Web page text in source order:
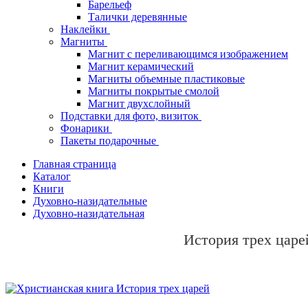
Барельеф
Талички деревянные
Наклейки
Магниты
Магнит с переливающимся изображением
Магнит керамический
Магниты объемные пластиковые
Магниты покрытые смолой
Магнит двухслойный
Подставки для фото, визиток
Фонарики
Пакеты подарочные
Главная страница
Каталог
Книги
Духовно-назидательные
Духовно-назидательная
История трех